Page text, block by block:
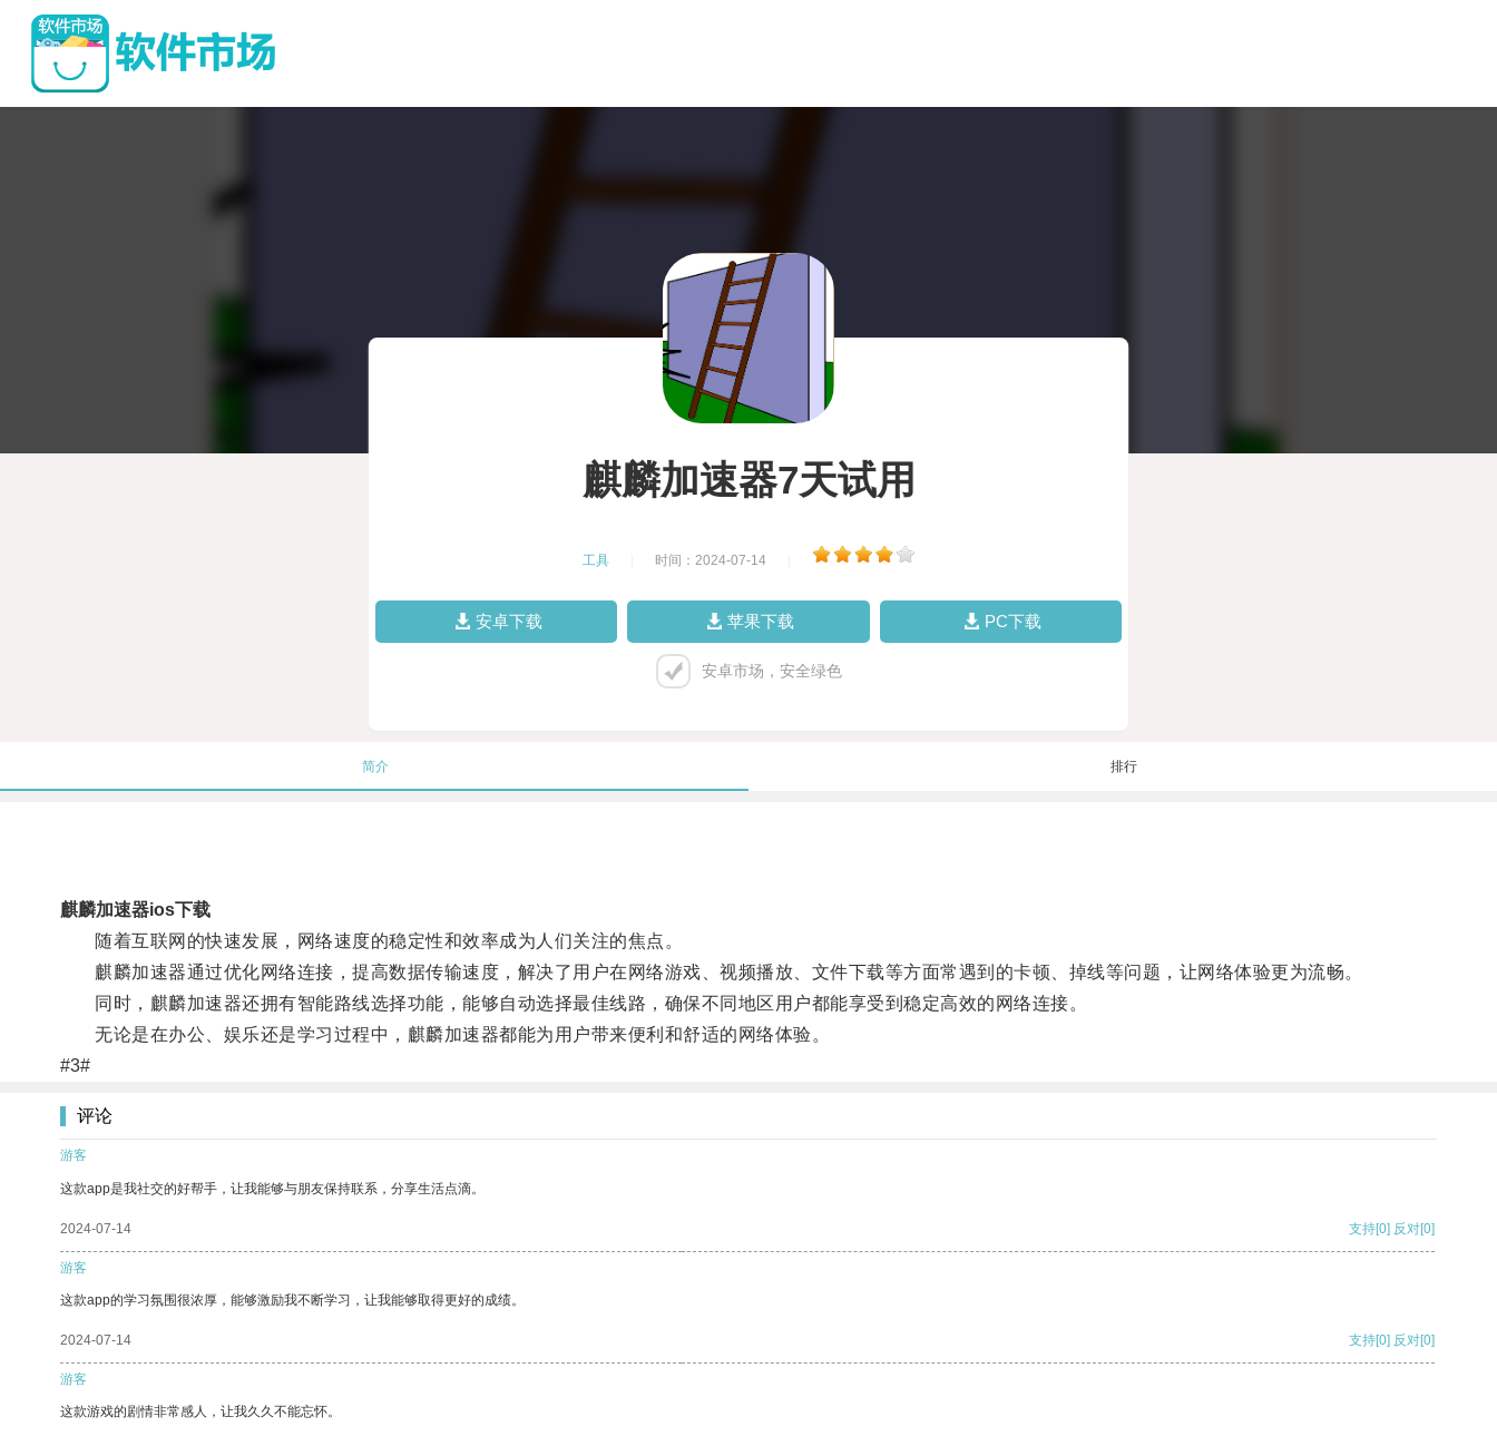
麒麟加速器7天试用
工具 时间：2024-07-14
安卓下载 苹果下载 PC下载
安卓市场，安全绿色
简介 排行
麒麟加速器ios下载
随着互联网的快速发展，网络速度的稳定性和效率成为人们关注的焦点。
麒麟加速器通过优化网络连接，提高数据传输速度，解决了用户在网络游戏、视频播放、文件下载等方面常遇到的卡顿、掉线等问题，让网络体验更为流畅。
同时，麒麟加速器还拥有智能路线选择功能，能够自动选择最佳线路，确保不同地区用户都能享受到稳定高效的网络连接。
无论是在办公、娱乐还是学习过程中，麒麟加速器都能为用户带来便利和舒适的网络体验。
#3#
评论
游客
这款app是我社交的好帮手，让我能够与朋友保持联系，分享生活点滴。
2024-07-14 支持[0] 反对[0]
游客
这款app的学习氛围很浓厚，能够激励我不断学习，让我能够取得更好的成绩。
2024-07-14 支持[0] 反对[0]
游客
这款游戏的剧情非常感人，让我久久不能忘怀。